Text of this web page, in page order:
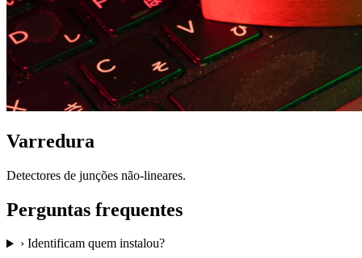
Varredura
Detectores de junções não-lineares.
Perguntas frequentes
› Identificam quem instalou?